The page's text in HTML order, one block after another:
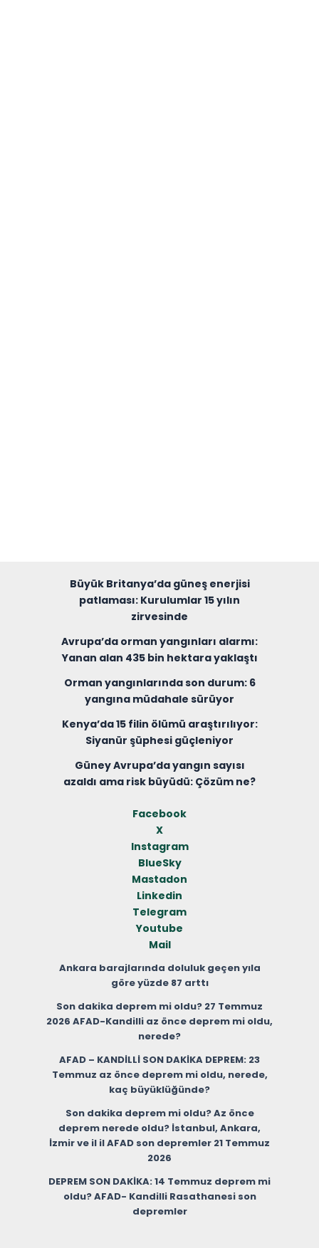
Büyük Britanya’da güneş enerjisi
patlaması: Kurulumlar 15 yılın
zirvesinde
Avrupa’da orman yangınları alarmı:
Yanan alan 435 bin hektara yaklaştı
Orman yangınlarında son durum: 6
yangına müdahale sürüyor
Kenya’da 15 filin ölümü araştırılıyor:
Siyanür şüphesi güçleniyor
Güney Avrupa’da yangın sayısı
azaldı ama risk büyüdü: Çözüm ne?
Facebook
X
Instagram
BlueSky
Mastadon
Linkedin
Telegram
Youtube
Mail
Ankara barajlarında doluluk geçen yıla
göre yüzde 87 arttı
Son dakika deprem mi oldu? 27 Temmuz
2026 AFAD-Kandilli az önce deprem mi oldu,
nerede?
AFAD – KANDİLLİ SON DAKİKA DEPREM: 23
Temmuz az önce deprem mi oldu, nerede,
kaç büyüklüğünde?
Son dakika deprem mi oldu? Az önce
deprem nerede oldu? İstanbul, Ankara,
İzmir ve il il AFAD son depremler 21 Temmuz
2026
DEPREM SON DAKİKA: 14 Temmuz deprem mi
oldu? AFAD- Kandilli Rasathanesi son
depremler